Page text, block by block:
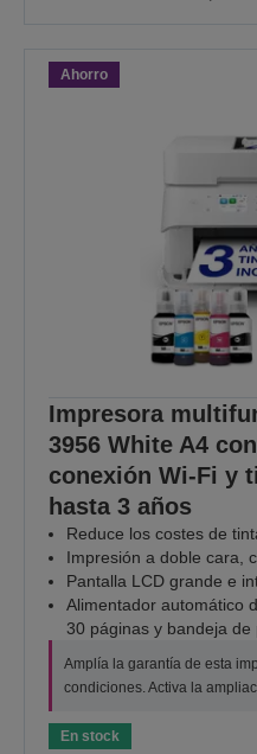
Ahorro
Impresora
3956 White A4
conexión Wi-Fi y
hasta 3 años
Reduce los costes de
Impresión a doble cara,
Pantalla LCD grande e
Alimentador automático
30 páginas y bandeja
Amplía la garantía de esta
condiciones. Activa la
En stock